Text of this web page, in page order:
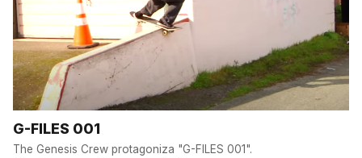
G-FILES 001
The Genesis Crew protagoniza "G-FILES 001".